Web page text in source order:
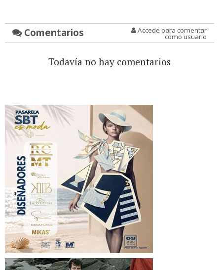
Comentarios Accede para comentar
como usuario
Todavía no hay comentarios